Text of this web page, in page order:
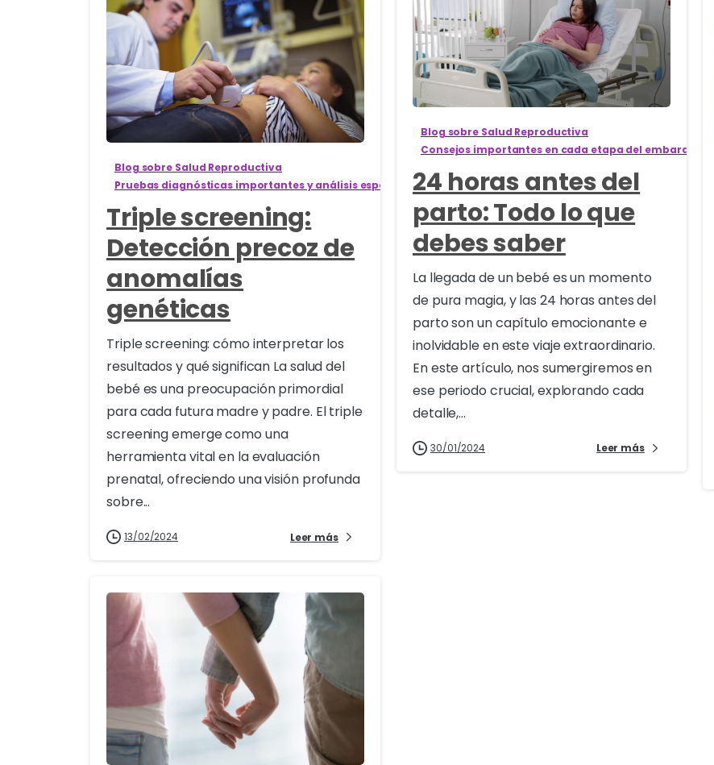
1
Blog sobre Salud Reproductiva
Pruebas diagnósticas importantes y análisis especiales
Triple screening:
Detección precoz de
anomalías
genéticas
Triple screening: cómo interpretar los
resultados y qué significan La salud del
bebé es una preocupación primordial
para cada futura madre y padre. El triple
screening emerge como una
herramienta vital en la evaluación
prenatal, ofreciendo una visión profunda
sobre...
13/02/2024 Leer más
0
Blog sobre Salud Reproductiva
Consejos importantes en cada etapa del embarazo y
24 horas antes del
parto: Todo lo que
debes saber
La llegada de un bebé es un momento
de pura magia, y las 24 horas antes del
parto son un capítulo emocionante e
inolvidable en este viaje extraordinario.
En este artículo, nos sumergiremos en
ese periodo crucial, explorando cada
detalle,...
30/01/2024 Leer más
0